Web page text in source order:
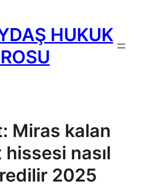
HUKUK
Miras kalan
nasıl
2025